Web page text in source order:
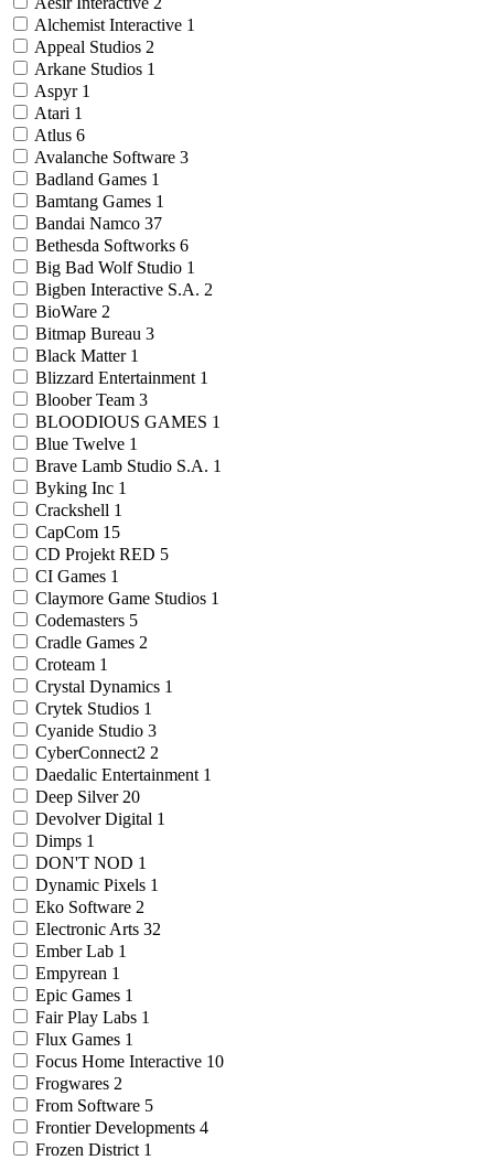
Alchemist Interactive 1
Appeal Studios 2
Arkane Studios 1
Aspyr 1
Atari 1
Atlus 6
Avalanche Software 3
Badland Games 1
Bamtang Games 1
Bandai Namco 37
Bethesda Softworks 6
Big Bad Wolf Studio 1
Bigben Interactive S.A. 2
BioWare 2
Bitmap Bureau 3
Black Matter 1
Blizzard Entertainment 1
Bloober Team 3
BLOODIOUS GAMES 1
Blue Twelve 1
Brave Lamb Studio S.A. 1
Byking Inc 1
Crackshell 1
CapCom 15
CD Projekt RED 5
CI Games 1
Claymore Game Studios 1
Codemasters 5
Cradle Games 2
Croteam 1
Crystal Dynamics 1
Crytek Studios 1
Cyanide Studio 3
CyberConnect2 2
Daedalic Entertainment 1
Deep Silver 20
Devolver Digital 1
Dimps 1
DON'T NOD 1
Dynamic Pixels 1
Eko Software 2
Electronic Arts 32
Ember Lab 1
Empyrean 1
Epic Games 1
Fair Play Labs 1
Flux Games 1
Focus Home Interactive 10
Frogwares 2
From Software 5
Frontier Developments 4
Frozen District 1